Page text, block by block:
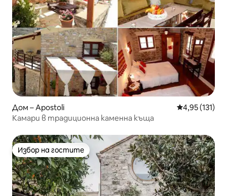
Дом – Apostoli Средна
4,95 (131)
Камари в традиционна каменна къща
Избор на гостите
Избор на гостите